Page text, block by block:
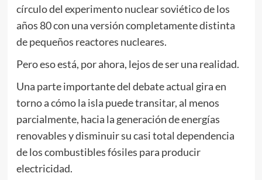
círculo del experimento nuclear soviético de los
años 80 con una versión completamente distinta
de pequeños reactores nucleares.
Pero eso está, por ahora, lejos de ser una realidad.
Una parte importante del debate actual gira en
torno a cómo la isla puede transitar, al menos
parcialmente, hacia la generación de energías
renovables y disminuir su casi total dependencia
de los combustibles fósiles para producir
electricidad.